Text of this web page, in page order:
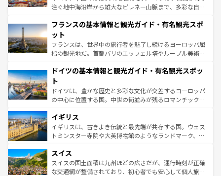
できる。朝目覚めてから夜眠るまで、すべての瞬間を楽し
なお、新着のイタリア情報はコンテンツ一覧を参照してほ
しい。
注ぐ地中海沿岸から雄大なピレネー山脈まで、多彩な自然
文化が根付くこの国では、情熱的なフラメンコ、熱気あふ
れる闘牛、そして美味しいタパスが生活の一部となってい
る。首都マドリードの洗練された雰囲気や、バルセロナの
アートに溢れた街角から、地方では古代ローマ遺跡や中世
せる。地方によって風土や気候が異なるスペインはその個
ンテンツ一覧 を参照してほしい。
フランスの基本情報と観光ガイド・有名観光スポ
ット
フランスは、世界中の旅行者を魅了し続けるヨーロッパ屈
指の観光地だ。首都パリのエッフェル塔やルーブル美術館
で、幅広い魅力が詰まっている。華麗な宮殿、歴史的な大
聖堂、美しいビーチ、そして豊かな自然が、訪れる者を心
から魅了する。また、フランスは美食の国としても知ら
れ、フランス料理はユネスコ無形文化遺産にも登録されて
香り高いラベンダー畑など、多彩な楽しみ方が可能だ。さ
らに、パリ以外の地域にも魅力が溢れており、どの街角に
も豊かな歴史と文化が息づいている。パリ以外の個性あふ
を参照してほしい。
ドイツの基本情報と観光ガイド・有名観光スポッ
ト
ドイツは、豊かな歴史と多彩な文化が交差するヨーロッパ
の中心に位置する国。中世の街並みが残るロマンチック街
顔を持つこの国は、どこを歩いても飽きることがない。ベ
ルリンの文化的活気、バイエルン州のアルプスの絶景、そ
してライン川沿いのワイン畑といった風景は必見。ビール
は、お酒好きな人にはぜひ体験してほしい。 なお、新着の
ドイツ情報はコンテンツ一覧を参照してほしい。
イギリス
イギリスは、古きよき伝統と最先端が共存する国。ウェス
トミンスター寺院や大英博物館のようなランドマーク、歴
リアごとに異なる魅力がある。また、優雅なアフタヌーン
ティー、ビール好きにはたまらない英国パブ、サッカー観
戦など、本場だからこそできる体験も豊富。イギリスを旅
スイス
スイスの国土面積は九州ほどの広さだが、運行時刻が正確
な交通網が整備されており、初心者でも安心して個人旅行